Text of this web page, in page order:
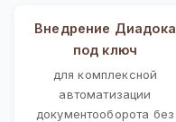
Внедрение Диадока
под ключ
для комплексной
автоматизации
документооборота без